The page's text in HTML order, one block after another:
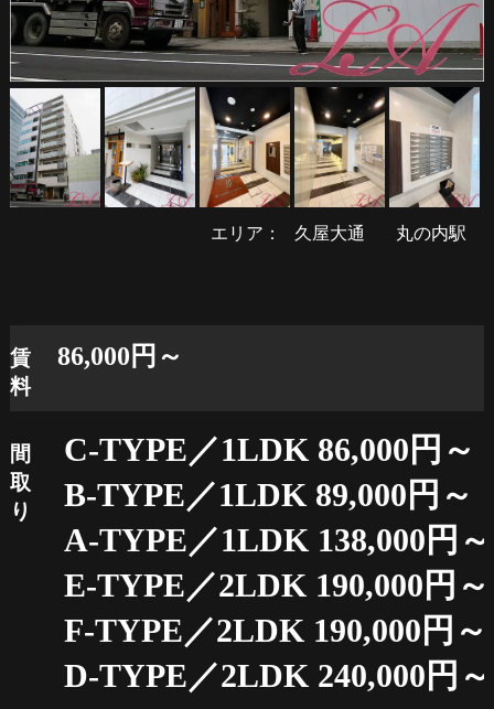
エリア： 久屋大通 丸の内駅
賃
料
86,000円～
間
取
り
C-TYPE／1LDK 86,000円～
B-TYPE／1LDK 89,000円～
A-TYPE／1LDK 138,000円～
E-TYPE／2LDK 190,000円～
F-TYPE／2LDK 190,000円～
D-TYPE／2LDK 240,000円～